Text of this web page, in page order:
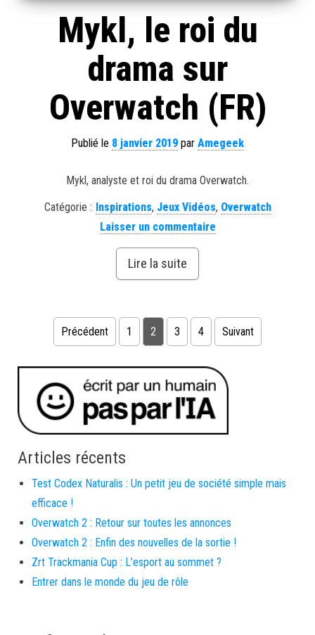
Mykl, le roi du
drama sur
Overwatch (FR)
Publié le 8 janvier 2019 par Amegeek
Mykl, analyste et roi du drama Overwatch.
Catégorie : Inspirations, Jeux Vidéos, Overwatch
Laisser un commentaire
Lire la suite
Pagination des publications
Précédent 1 2 3 4 Suivant
Articles récents
Test Codex Naturalis : Un petit jeu de société simple mais
efficace !
Overwatch 2 : Retour sur toutes les annonces
Overwatch 2 : Enfin des nouvelles de la sortie !
Zrt Trackmania Cup : L’esport au sommet ?
Entrer dans le monde du jeu de rôle